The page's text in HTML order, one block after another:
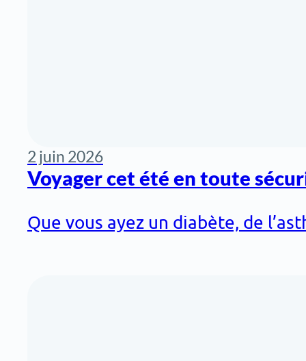
2 juin 2026
Voyager cet été en toute
Que vous ayez un diabète, de